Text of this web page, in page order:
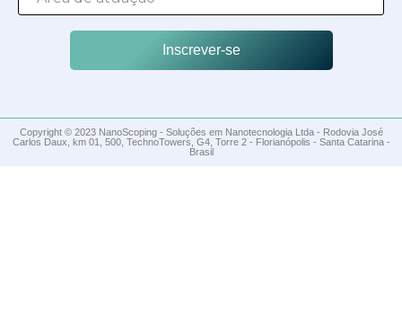
Inscrever-se
Copyright © 2023 NanoScoping - Soluções em Nanotecnologia Ltda - Rodovia José
Carlos Daux, km 01, 500, TechnoTowers, G4, Torre 2 - Florianópolis - Santa Catarina -
Brasil